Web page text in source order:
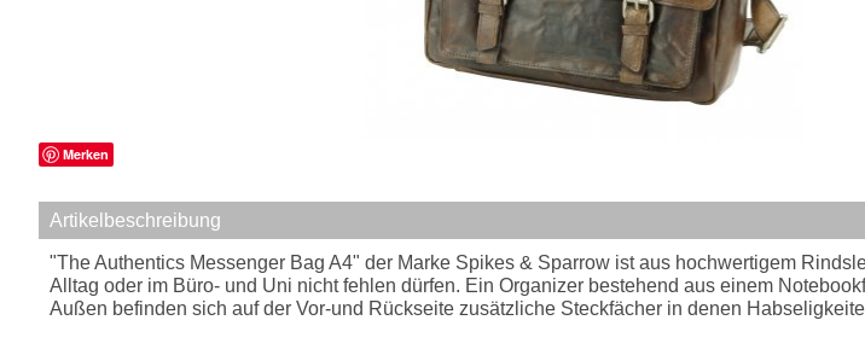
Merken
Artikelbeschreibung
"The Authentics Messenger Bag A4" der Marke Spikes & Sparrow ist aus hochwertigem
Alltag oder im Büro- und Uni nicht fehlen dürfen. Ein Organizer bestehend aus einem
Außen befinden sich auf der Vor-und Rückseite zusätzliche Steckfächer in denen